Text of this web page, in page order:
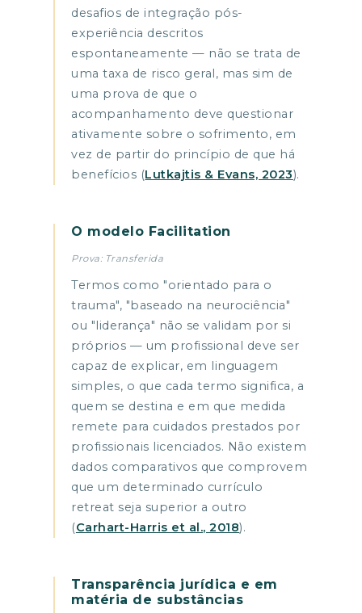
desafios de integração pós-
experiência descritos
espontaneamente — não se trata de
uma taxa de risco geral, mas sim de
uma prova de que o
acompanhamento deve questionar
ativamente sobre o sofrimento, em
vez de partir do princípio de que há
benefícios (Lutkajtis & Evans, 2023).
O modelo Facilitation
Prova: Transferida
Termos como "orientado para o
trauma", "baseado na neurociência"
ou "liderança" não se validam por si
próprios — um profissional deve ser
capaz de explicar, em linguagem
simples, o que cada termo significa, a
quem se destina e em que medida
remete para cuidados prestados por
profissionais licenciados. Não existem
dados comparativos que comprovem
que um determinado currículo
retreat seja superior a outro
(Carhart-Harris et al., 2018).
Transparência jurídica e em
matéria de substâncias